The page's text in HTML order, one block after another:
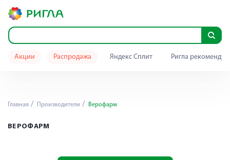
Акции Распродажа Яндекс Сплит Ригла
Главная Производители Верофарм
ВЕРОФАРМ